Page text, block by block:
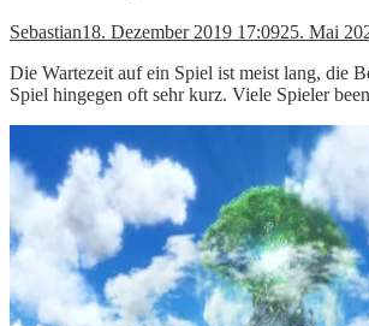
Sebastian18. Dezember 2019 17:0925. Mai
Die Wartezeit auf ein Spiel ist meist lang, die
Spiel hingegen oft sehr kurz. Viele Spieler